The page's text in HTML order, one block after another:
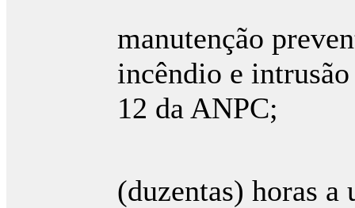
manutenção
incêndio e
12 da ANPC;
(duzentas) horas